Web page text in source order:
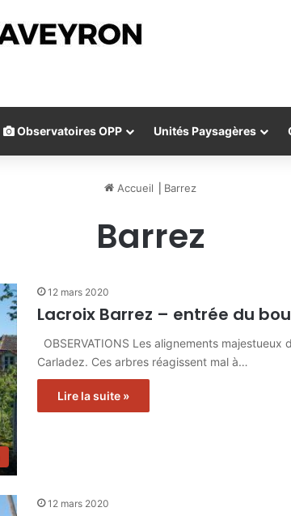
Observatoires OPP Unités Paysagères
Accueil Barrez
Barrez
12 mars 2020
Lacroix Barrez – entrée du
OBSERVATIONS Les alignements
Carladez. Ces arbres réagissent mal à…
Lire la suite »
12 mars 2020